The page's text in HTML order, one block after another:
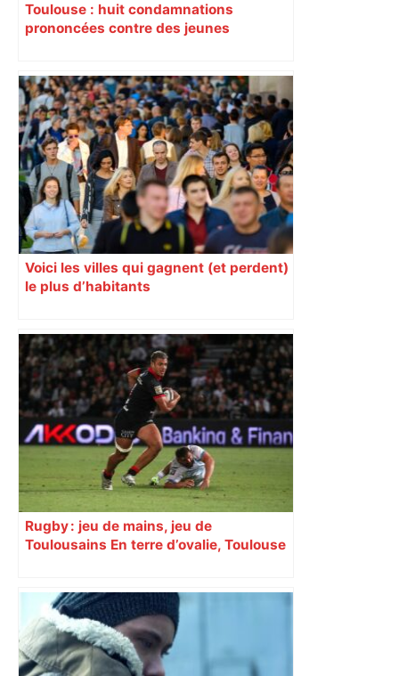
Toulouse : huit condamnations
prononcées contre des jeunes
Voici les villes qui gagnent (et perdent)
le plus d’habitants
Rugby : jeu de mains, jeu de
Toulousains En terre d’ovalie, Toulouse
revendiquant surtout son art du jeu en
mouvement, vif et spectaculaire.
Décryptage. Série (4 / 10)